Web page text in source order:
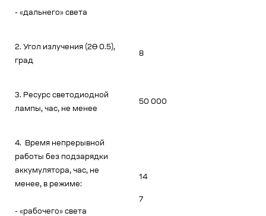
- «дальнего» света
2. Угол излучения (2Ө 0.5),
град
8
3. Ресурс светодиодной
лампы, час, не менее
50 000
4. Время непрерывной
работы без подзарядки
аккумулятора, час, не
менее, в режиме:
- «рабочего» света
14
7